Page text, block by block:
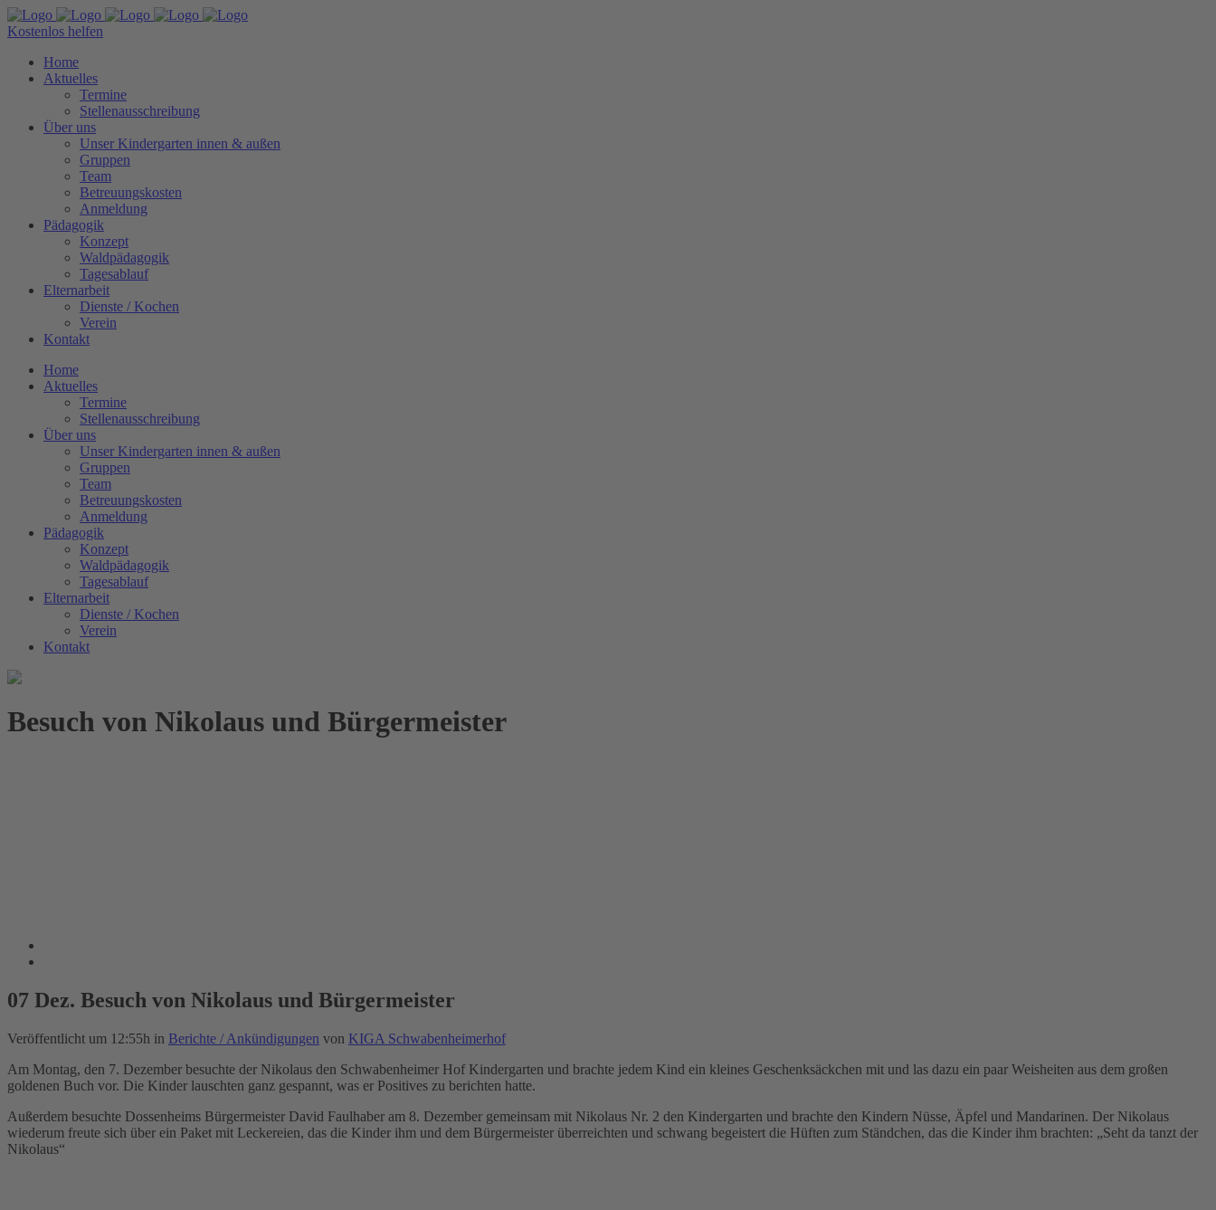
Kostenlos helfen
Home
Aktuelles
Termine
Stellenausschreibung
Über uns
Unser Kindergarten innen & außen
Gruppen
Team
Betreuungskosten
Anmeldung
Pädagogik
Konzept
Waldpädagogik
Tagesablauf
Elternarbeit
Dienste / Kochen
Verein
Kontakt
Home
Aktuelles
Termine
Stellenausschreibung
Über uns
Unser Kindergarten innen & außen
Gruppen
Team
Betreuungskosten
Anmeldung
Pädagogik
Konzept
Waldpädagogik
Tagesablauf
Elternarbeit
Dienste / Kochen
Verein
Kontakt
Besuch von Nikolaus und Bürgermeister
07 Dez. Besuch von Nikolaus und Bürgermeister
Veröffentlicht um 12:55h in Berichte / Ankündigungen von KIGA Schwabenheimerhof
Am Montag, den 7. Dezember besuchte der Nikolaus den Schwabenheimer Hof Kindergarten und brachte jedem Kind ein kleines Geschenksäckchen mit und las dazu ein paar Weisheiten aus dem großen
goldenen Buch vor. Die Kinder lauschten ganz gespannt, was er Positives zu berichten hatte.
Außerdem besuchte Dossenheims Bürgermeister David Faulhaber am 8. Dezember gemeinsam mit Nikolaus Nr. 2 den Kindergarten und brachte den Kindern Nüsse, Äpfel und Mandarinen. Der Nikolaus
wiederum freute sich über ein Paket mit Leckereien, das die Kinder ihm und dem Bürgermeister überreichten und schwang begeistert die Hüften zum Ständchen, das die Kinder ihm brachten: „Seht da tanzt der
Nikolaus“